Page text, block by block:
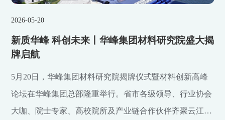
2026-05-20
新质华峰 科创未来丨华峰集团材料研究院盛大揭
牌启航
5月20日，华峰集团材料研究院揭牌仪式暨材料创新高峰
论坛在华峰集团总部隆重举行。省市各级领导、行业协会
大咖、院士专家、高校院所及产业链合作伙伴齐聚云江之